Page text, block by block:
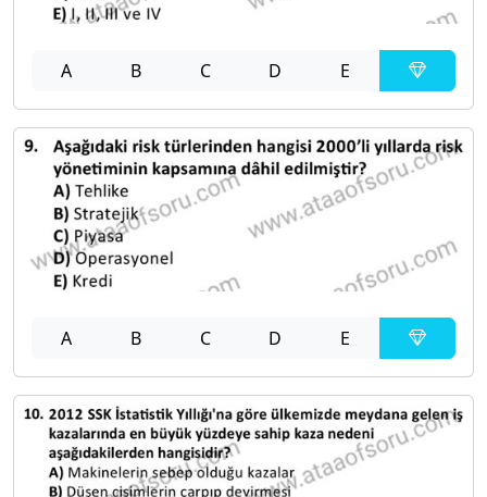
A B C D E
A B C D E